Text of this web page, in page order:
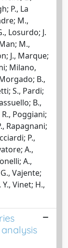
P., La
M.,
Losurdo; J.
M.,
J., Marque;
Milano,
B.,
S., Pardi;
B.,
Poggiani;
Rapagnani;
P.,
A.,
A.,
Vajente;
Vinet; H.,